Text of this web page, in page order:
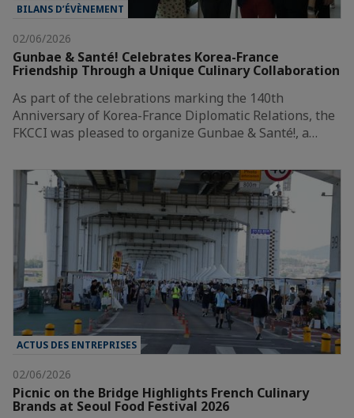
BILANS D’ÉVÈNEMENT
02/06/2026
Gunbae & Santé! Celebrates Korea-France
Friendship Through a Unique Culinary Collaboration
As part of the celebrations marking the 140th
Anniversary of Korea-France Diplomatic Relations, the
FKCCI was pleased to organize Gunbae & Santé!, a…
ACTUS DES ENTREPRISES
02/06/2026
Picnic on the Bridge Highlights French Culinary
Brands at Seoul Food Festival 2026